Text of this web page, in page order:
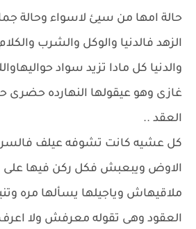
حالة امها من سيئ لاسواء وحالة
الزهد فالدنيا والوكل والشرب
والدنيا كل مادا تزيد سواد
غازى وهو عيقولها النهارده حضرى
العقد ..
كل عشيه كانت تشوفه عيلف
الاوض ويبعبش فكل ركن فيها على
ملاقيهاش وياجيلها يسألها مره
العقود وهى تقوله معرفش ولا